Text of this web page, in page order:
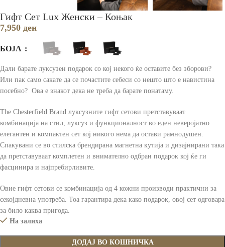
Гифт Сет Lux Женски – Коњак
7,950 ден
БОЈА
Дали барате луксузен подарок со кој некого ќе оставите без зборови?
Или пак само сакате да се почaстите себеси со нешто што е навистина
посебно? Ова е знакот дека не треба да барате понатаму.
The Chesterfield Brand луксузните гифт сетови претставуваат
комбинација на стил, луксуз и функционалност во еден неверојатно
елегантен и компактен сет кој никого нема да остави рамнодушен.
Спакувани се во стилска брендирана магнетна кутија и дизајнирани така
да претставуваат комплетен и внимателно одбран подарок кој ќе ги
фасцинира и најпребирливите.
Овие гифт сетови се комбинација од 4 кожни производи практични за
секојдневна употреба. Тоа гарантира дека како подарок, овој сет одговара
за било каква пригода.
На залиха
ДОДАЈ ВО КОШНИЧКА